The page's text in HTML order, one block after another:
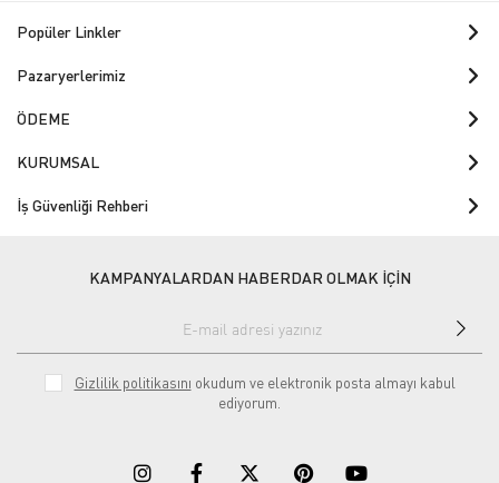
Popüler Linkler
Pazaryerlerimiz
ÖDEME
KURUMSAL
İş Güvenliği Rehberi
KAMPANYALARDAN HABERDAR OLMAK İÇİN
Gizlilik politikasını okudum ve elektronik posta almayı kabul
ediyorum.